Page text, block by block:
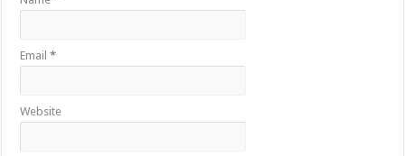
Email*
Website